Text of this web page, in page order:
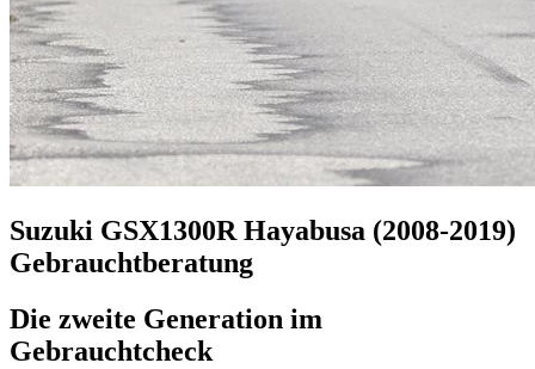
Suzuki GSX1300R Hayabusa (2008-2019)
Gebrauchtberatung
Die zweite Generation im
Gebrauchtcheck